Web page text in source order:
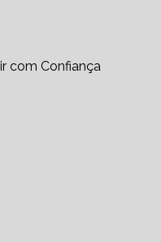
com Confiança